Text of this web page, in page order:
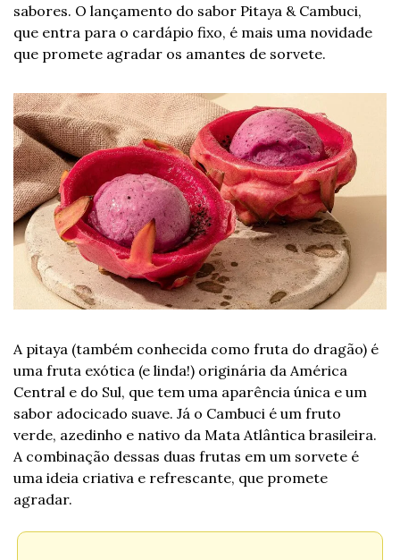
sabores. O lançamento do sabor Pitaya & Cambuci,
que entra para o cardápio fixo, é mais uma novidade
que promete agradar os amantes de sorvete.
A pitaya (também conhecida como fruta do dragão) é
uma fruta exótica (e linda!) originária da América
Central e do Sul, que tem uma aparência única e um
sabor adocicado suave. Já o Cambuci é um fruto
verde, azedinho e nativo da Mata Atlântica brasileira.
A combinação dessas duas frutas em um sorvete é
uma ideia criativa e refrescante, que promete
agradar.